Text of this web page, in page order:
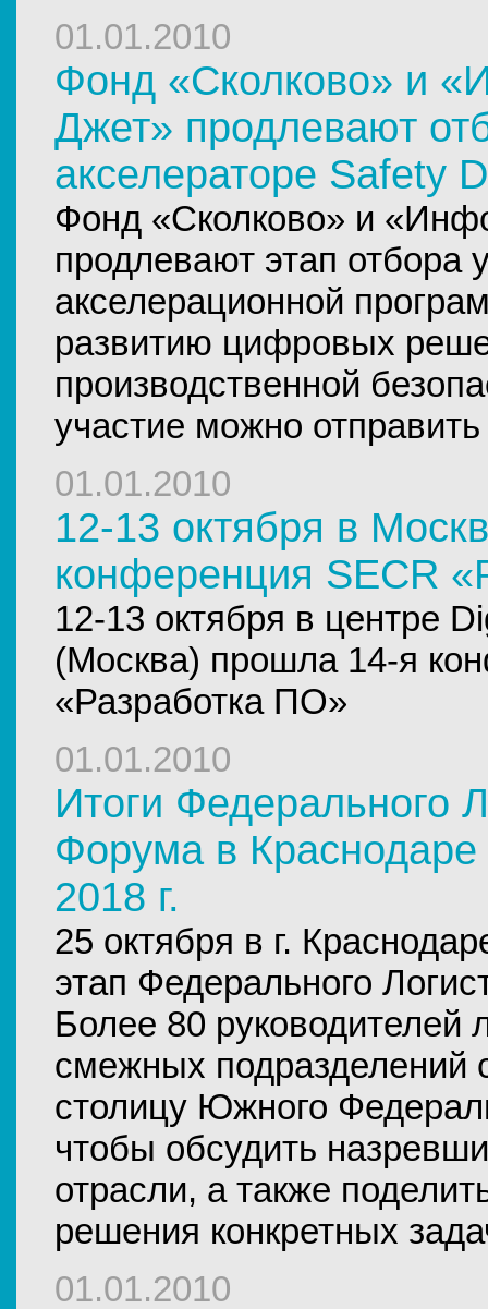
01.01.2010
Фонд «Сколково» и
Джет» продлевают
акселераторе Safety
Фонд «Сколково» и
продлевают этап отбора
акселерационной
развитию цифровых
производственной
участие можно
01.01.2010
12-13 октября в
конференция SECR
12-13 октября в центре
(Москва) прошла 14-я
«Разработка ПО»
01.01.2010
Итоги Федерального
Форума в Краснодаре
2018 г.
25 октября в г.
этап Федерального
Более 80 руководителей
смежных подразделений
столицу Южного
чтобы обсудить
отрасли, а также
решения конкретных
01.01.2010